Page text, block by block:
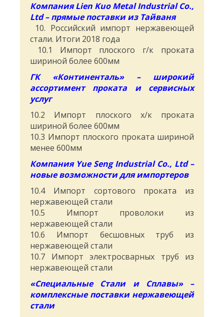
Компания Lien Kuo Metal Industrial Co.,
Ltd – прямые поставки из Тайваня
10. Российский импорт нержавеющей
стали. Итоги 2018 года
10.1 Импорт плоского г/к проката
шириной более 600мм
ГК «Континенталь» – широкий
ассортимент проката и сервисных
услуг
10.2 Импорт плоского х/к проката
шириной более 600мм
10.3 Импорт плоского проката шириной
менее 600мм
Компания Yue Seng Industrial Co., Ltd–
новые возможности для импортеров
10.4 Импорт сортового проката из
нержавеющей стали
10.5 Импорт проволоки из
нержавеющей стали
10.6 Импорт бесшовных труб из
нержавеющей стали
10.7 Импорт электросварных труб из
нержавеющей стали
«Специальные Стали и Сплавы» –
комплексные поставки нержавеющей
стали